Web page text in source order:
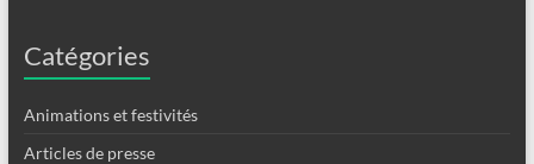
Catégories
Animations et festivités
Articles de presse